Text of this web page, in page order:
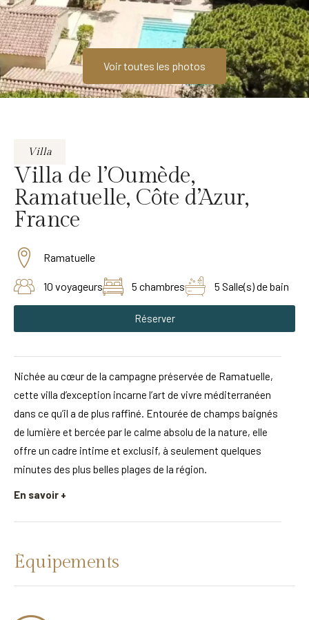
Voir toutes les photos
Villa
Villa de l’Oumède,
Ramatuelle, Côte d’Azur,
France
Ramatuelle
10 voyageurs 5 chambres 5 Salle(s) de bain
Réserver
Nichée au cœur de la campagne préservée de Ramatuelle,
cette villa d’exception incarne l’art de vivre méditerranéen
dans ce qu’il a de plus raffiné. Entourée de champs baignés
de lumière et bercée par le calme absolu de la nature, elle
offre un cadre intime et exclusif, à seulement quelques
minutes des plus belles plages de la région.
En savoir +
Équipements